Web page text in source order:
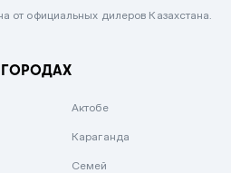
от официальных дилеров Казахстана.
Актобе
Караганда
Семей